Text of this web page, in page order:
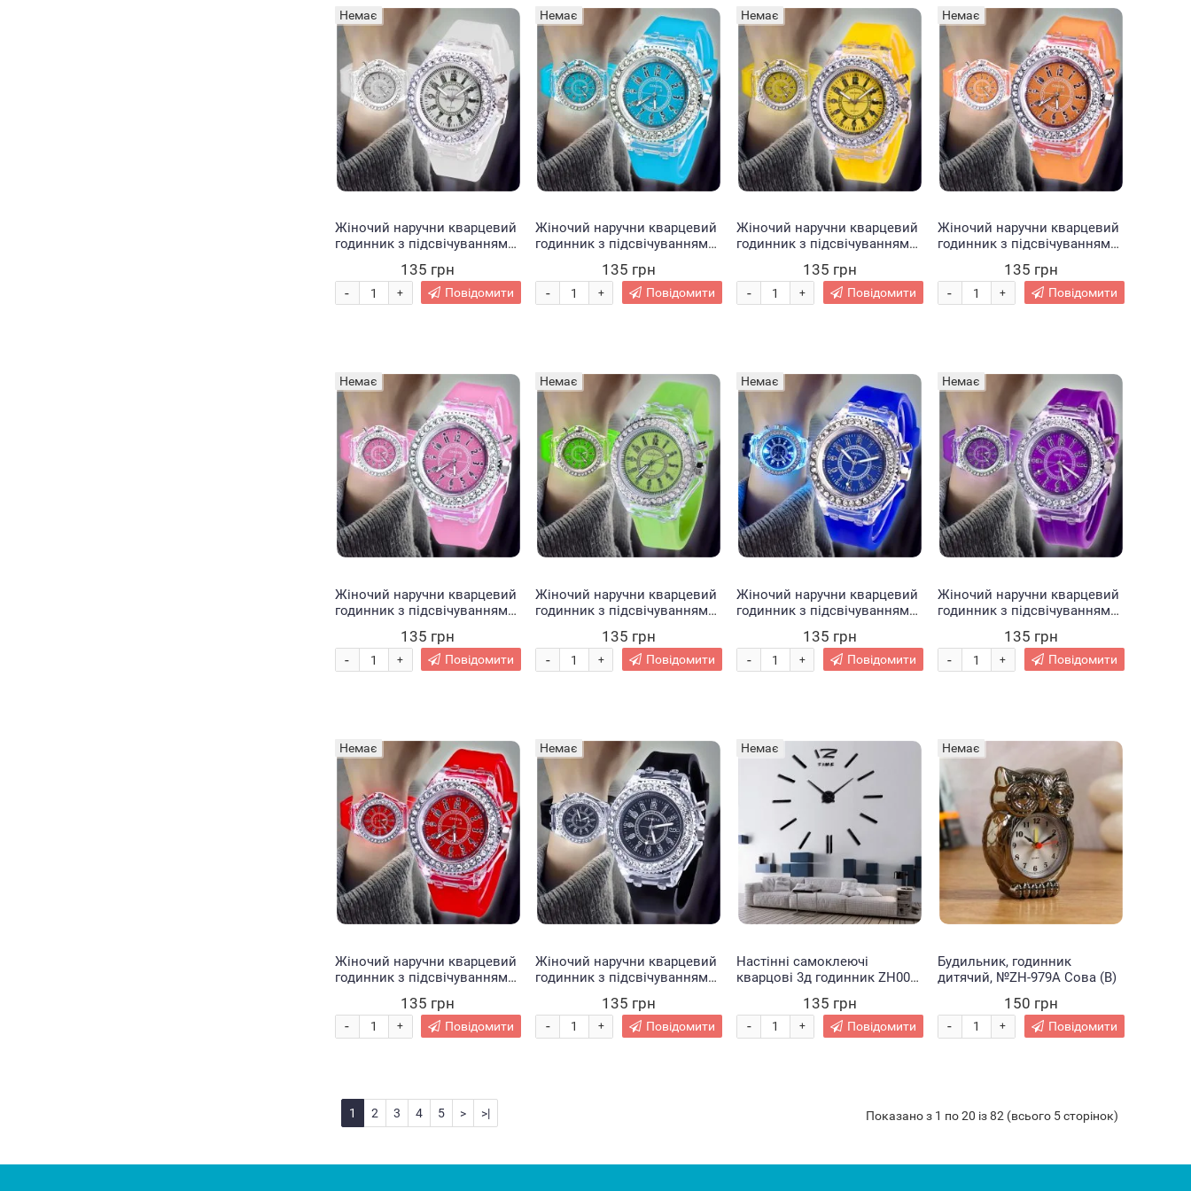
Немає
Жіночий наручни кварцевий
годинник з підсвічуванням
135 грн
+
- Повідомити
Немає
Жіночий наручни кварцевий
годинник з підсвічуванням
135 грн
+
- Повідомити
Немає
Жіночий наручни кварцевий
годинник з підсвічуванням
135 грн
+
- Повідомити
Немає
Жіночий наручни кварцевий
годинник з підсвічуванням
135 грн
+
- Повідомити
Немає
Жіночий наручни кварцевий
годинник з підсвічуванням
135 грн
+
- Повідомити
Немає
Жіночий наручни кварцевий
годинник з підсвічуванням
135 грн
+
- Повідомити
Немає
Жіночий наручни кварцевий
годинник з підсвічуванням
135 грн
+
- Повідомити
Немає
Жіночий наручни кварцевий
годинник з підсвічуванням
135 грн
+
- Повідомити
Немає
Жіночий наручни кварцевий
годинник з підсвічуванням
135 грн
+
- Повідомити
Немає
Жіночий наручни кварцевий
годинник з підсвічуванням
135 грн
+
- Повідомити
Немає
Настінні самоклеючі
кварцові 3д годинник ZH003
135 грн
+
- Повідомити
Немає
Будильник, годинник
дитячий, №ZH-979A Сова (В)
150 грн
+
- Повідомити
1 2 3 4 5 > >| Показано з 1 по 20 із 82 (всього 5 сторінок)